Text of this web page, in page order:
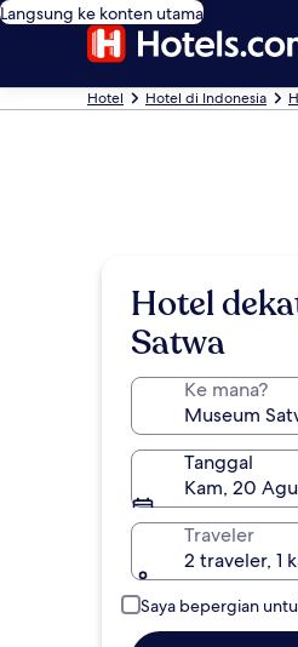
Langsung ke konten utama
Hotel Hotel di Indonesia
Hotel
Satwa
Ke mana?
Tanggal
Kam, 20
Traveler
2 traveler, 1
Saya bepergian